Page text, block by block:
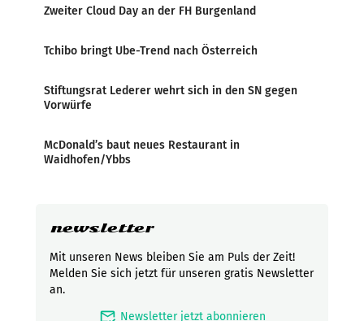
Zweiter Cloud Day an der FH Burgenland
Tchibo bringt Ube-Trend nach Österreich
Stiftungsrat Lederer wehrt sich in den SN gegen
Vorwürfe
McDonald’s baut neues Restaurant in
Waidhofen/Ybbs
newsletter
Mit unseren News bleiben Sie am Puls der Zeit!
Melden Sie sich jetzt für unseren gratis Newsletter
an.
mark_email_read Newsletter jetzt abonnieren